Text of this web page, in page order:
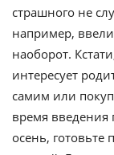
страшного не
например,
наоборот.
интересует
самим или
время
осень,